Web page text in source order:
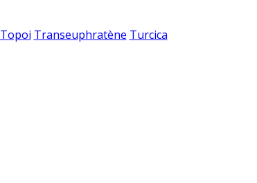
Topoi Transeuphratène Turcica